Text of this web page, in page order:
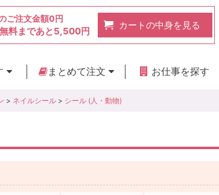
ご注文金額0円
料まであと5,500円
カートの中身を見る
まとめて注文
お仕事を探す
> ネイルシール > シール (人・動物)